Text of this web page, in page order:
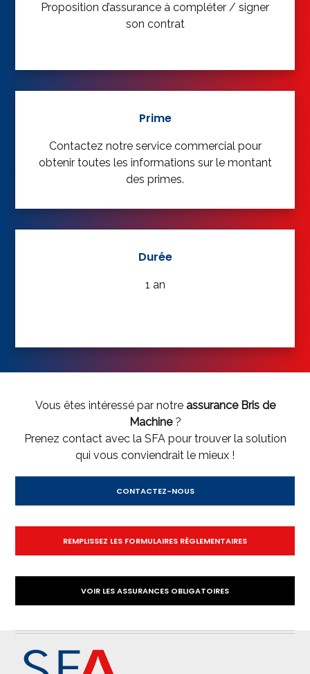
Proposition d’assurance à compléter / signer
son contrat
Prime
Contactez notre service commercial pour
obtenir toutes les informations sur le montant
des primes.
Durée
1 an
Vous êtes intéressé par notre assurance Bris de
Machine?
Prenez contact avec la SFA pour trouver la solution
qui vous conviendrait le mieux !
CONTACTEZ-NOUS
REMPLISSEZ LES FORMULAIRES RÈGLEMENTAIRES
VOIR LES ASSURANCES OBLIGATOIRES